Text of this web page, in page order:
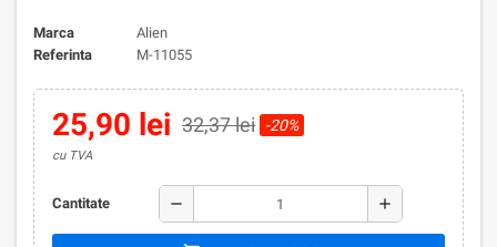
Marca
Alien
Referinta
M-11055
25,90 lei 32,37 lei -20%
cu TVA
Cantitate remove add